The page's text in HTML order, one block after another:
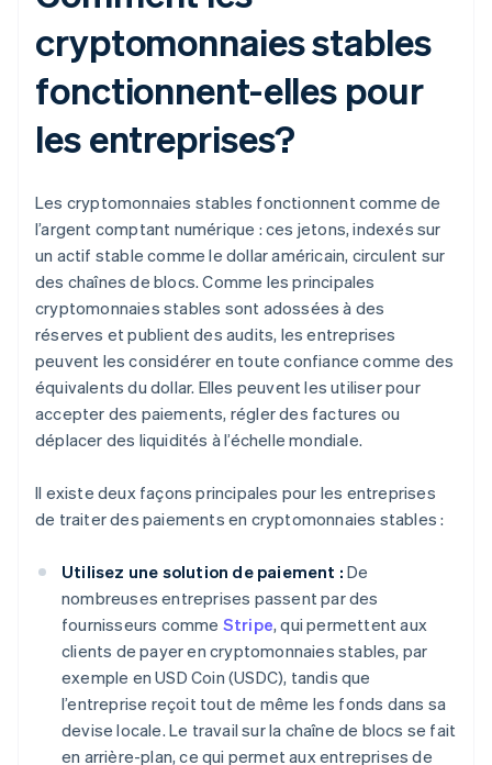
cryptomonnaies stables
fonctionnent-elles pour
les entreprises?
Les cryptomonnaies stables fonctionnent comme de
l’argent comptant numérique : ces jetons, indexés sur
un actif stable comme le dollar américain, circulent sur
des chaînes de blocs. Comme les principales
cryptomonnaies stables sont adossées à des
réserves et publient des audits, les entreprises
peuvent les considérer en toute confiance comme des
équivalents du dollar. Elles peuvent les utiliser pour
accepter des paiements, régler des factures ou
déplacer des liquidités à l’échelle mondiale.
Il existe deux façons principales pour les entreprises
de traiter des paiements en cryptomonnaies stables :
Utilisez une solution de paiement : De
nombreuses entreprises passent par des
fournisseurs comme Stripe, qui permettent aux
clients de payer en cryptomonnaies stables, par
exemple en USD Coin (USDC), tandis que
l’entreprise reçoit tout de même les fonds dans sa
devise locale. Le travail sur la chaîne de blocs se fait
en arrière-plan, ce qui permet aux entreprises de